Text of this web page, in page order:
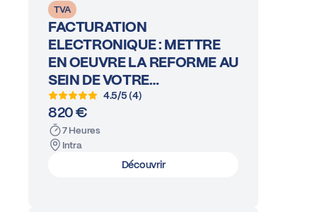
TVA
FACTURATION
ELECTRONIQUE : METTRE
EN OEUVRE LA REFORME AU
SEIN DE VOTRE…
4.5/5 (4)
820 €
7 Heures
Intra
Découvrir